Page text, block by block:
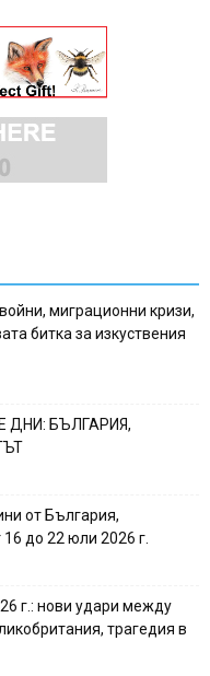
миграционни кризи,
битка за изкуствения
ДНИ: БЪЛГАРИЯ,
от България,
до 22 юли 2026 г.
г.: нови удари между
трагедия в